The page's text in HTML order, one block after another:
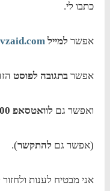
כתבו לי.
אפשר למייל
אפשרבתגובה לפוסט
ואפשר גם לוואטסאפ 054-8001200
(אפשר גם להתקשר).
אני מבטיח לענות